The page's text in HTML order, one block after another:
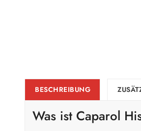
BESCHREIBUNG
Was ist Caparol